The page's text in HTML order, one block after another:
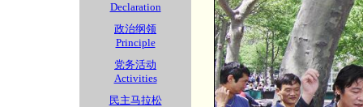
Declaration
政治纲领
Principle
党务活动
Activities
民主马拉松